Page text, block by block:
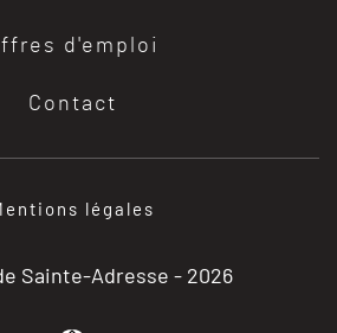
d'emploi
Contact
légales
Sainte-Adresse - 2026